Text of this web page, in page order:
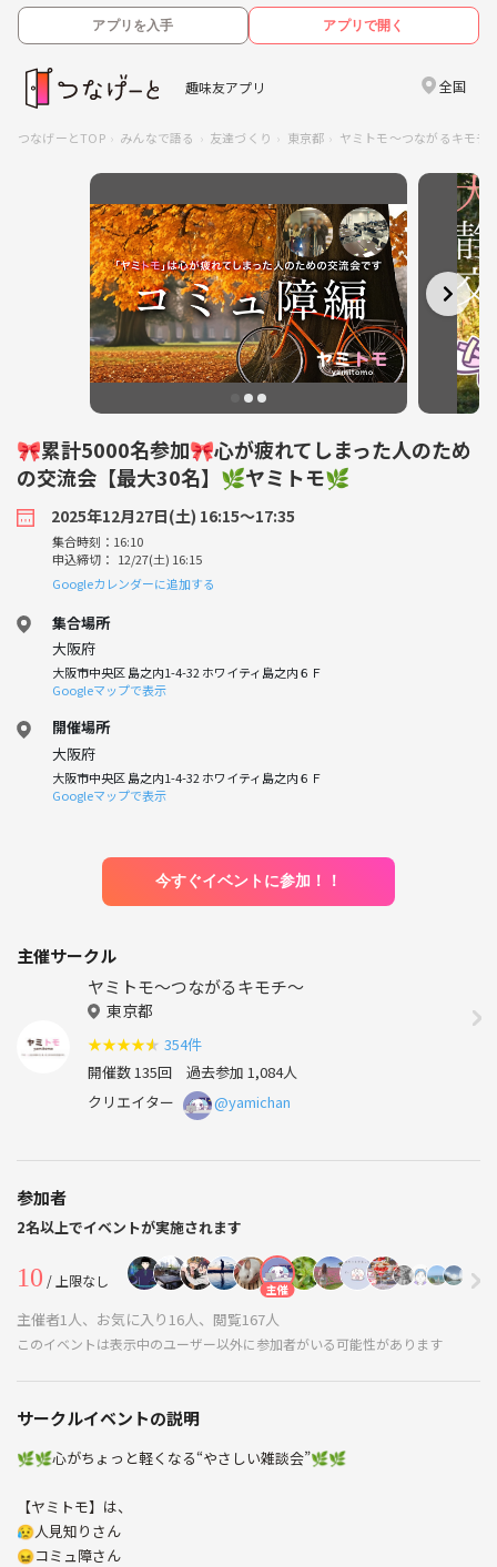
アプリを入手 アプリで開く
趣味友アプリ 全国
つなげーとTOP みんなで語る 友達づくり 東京都 ヤミトモ～つながるキモチ
🎀累計5000名参加🎀心が疲れてしまった人のため
の交流会【最大30名】🌿ヤミトモ🌿
2025年12月27日(土) 16:15〜17:35
集合時刻：16:10
申込締切： 12/27(土) 16:15
Googleカレンダーに追加する
集合場所
大阪府
大阪市中央区 島之内1-4-32 ホワイティ島之内６Ｆ
Googleマップで表示
開催場所
大阪府
大阪市中央区 島之内1-4-32 ホワイティ島之内６Ｆ
Googleマップで表示
今すぐイベントに参加！！
主催サークル
ヤミトモ～つながるキモチ～
東京都
★★★★★ 354件
開催数 135回 過去参加 1,084人
クリエイター
@yamichan
参加者
2名以上でイベントが実施されます
10 / 上限なし 主催
主催者1人、お気に入り16人、閲覧167人
このイベントは表示中のユーザー以外に参加者がいる可能性があります
サークルイベントの説明
🌿🌿心がちょっと軽くなる“やさしい雑談会”🌿🌿
【ヤミトモ】は、
😥人見知りさん
😖コミュ障さん